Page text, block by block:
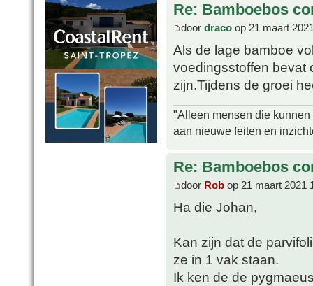
Re: Bamboebos
door draco op 21 maart
Als de lage bamboe
voedingsstoffen bevat
zijn.Tijdens de groei
"Alleen mensen die
aan nieuwe feiten en
Re: Bamboebos
door Rob op 21 maart 2021
Ha die Johan,
Kan zijn dat de
ze in 1 vak staan.
Ik ken de de